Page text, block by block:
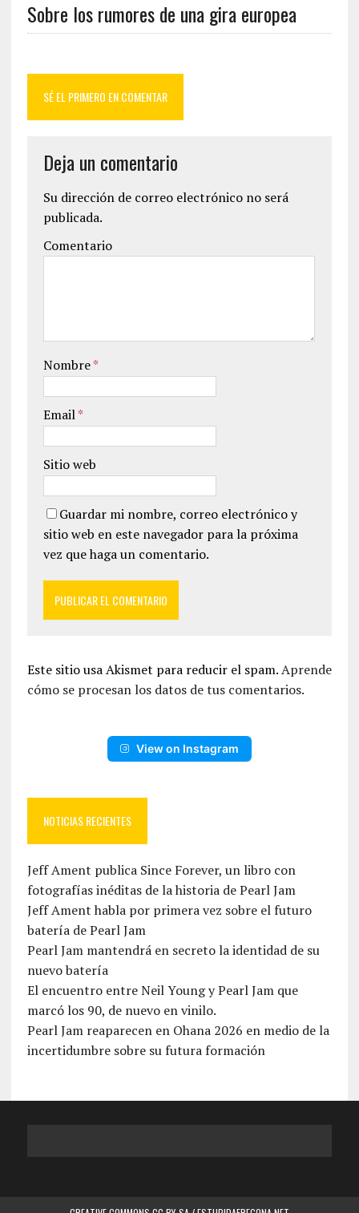
Sobre los rumores de una gira europea
SÉ EL PRIMERO EN COMENTAR
Deja un comentario
Su dirección de correo electrónico no será
publicada.
Comentario
Nombre*
Email*
Sitio web
Guardar mi nombre, correo electrónico y
sitio web en este navegador para la próxima
vez que haga un comentario.
Este sitio usa Akismet para reducir el spam.Aprende
cómo se procesan los datos de tus comentarios.
View on Instagram
NOTICIAS RECIENTES
Jeff Ament publica Since Forever, un libro con
fotografías inéditas de la historia de Pearl Jam
Jeff Ament habla por primera vez sobre el futuro
batería de Pearl Jam
Pearl Jam mantendrá en secreto la identidad de su
nuevo batería
El encuentro entre Neil Young y Pearl Jam que
marcó los 90, de nuevo en vinilo.
Pearl Jam reaparecen en Ohana 2026 en medio de la
incertidumbre sobre su futura formación